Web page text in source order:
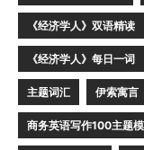
《经济学人》双语精读
《经济学人》每日一词
主题词汇 伊索寓言
商务英语写作100主题